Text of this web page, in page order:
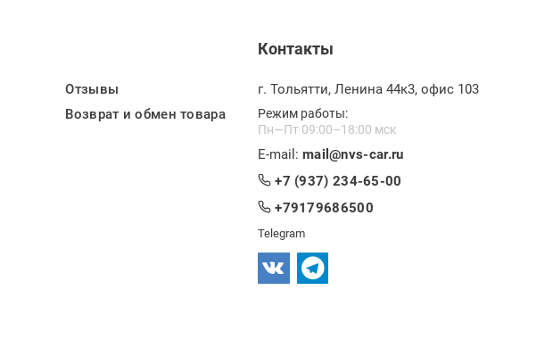
Отзывы
Возврат и обмен товара
Контакты
г. Тольятти, Ленина 44к3, офис 103
Режим работы:
Пн—Пт 09:00–18:00 мск
E-mail: mail@nvs-car.ru
+7 (937) 234-65-00
+79179686500
Telegram